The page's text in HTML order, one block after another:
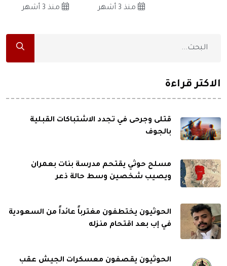
منذ 3 أشهر منذ 3 أشهر
الاكثر قراءة
قتلى وجرحى في تجدد الاشتباكات القبلية
بالجوف
مسلح حوثي يقتحم مدرسة بنات بعمران
ويصيب شخصين وسط حالة ذعر
الحوثيون يختطفون مغترباً عائداً من السعودية
في إب بعد اقتحام منزله
الحوثيون يقصفون معسكرات الجيش عقب